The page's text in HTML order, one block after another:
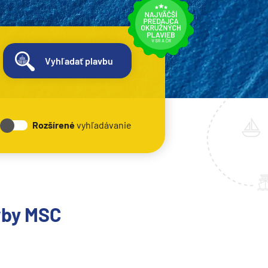
Vyhľadať plavbu
Rozšírenévyhľadávanie
MSC